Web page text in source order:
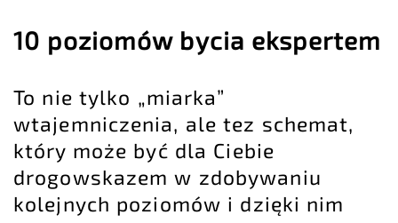
10 poziomów bycia ekspertem
To nie tylko „miarka”
wtajemniczenia, ale tez schemat,
który może być dla Ciebie
drogowskazem w zdobywaniu
kolejnych poziomów i dzięki nim